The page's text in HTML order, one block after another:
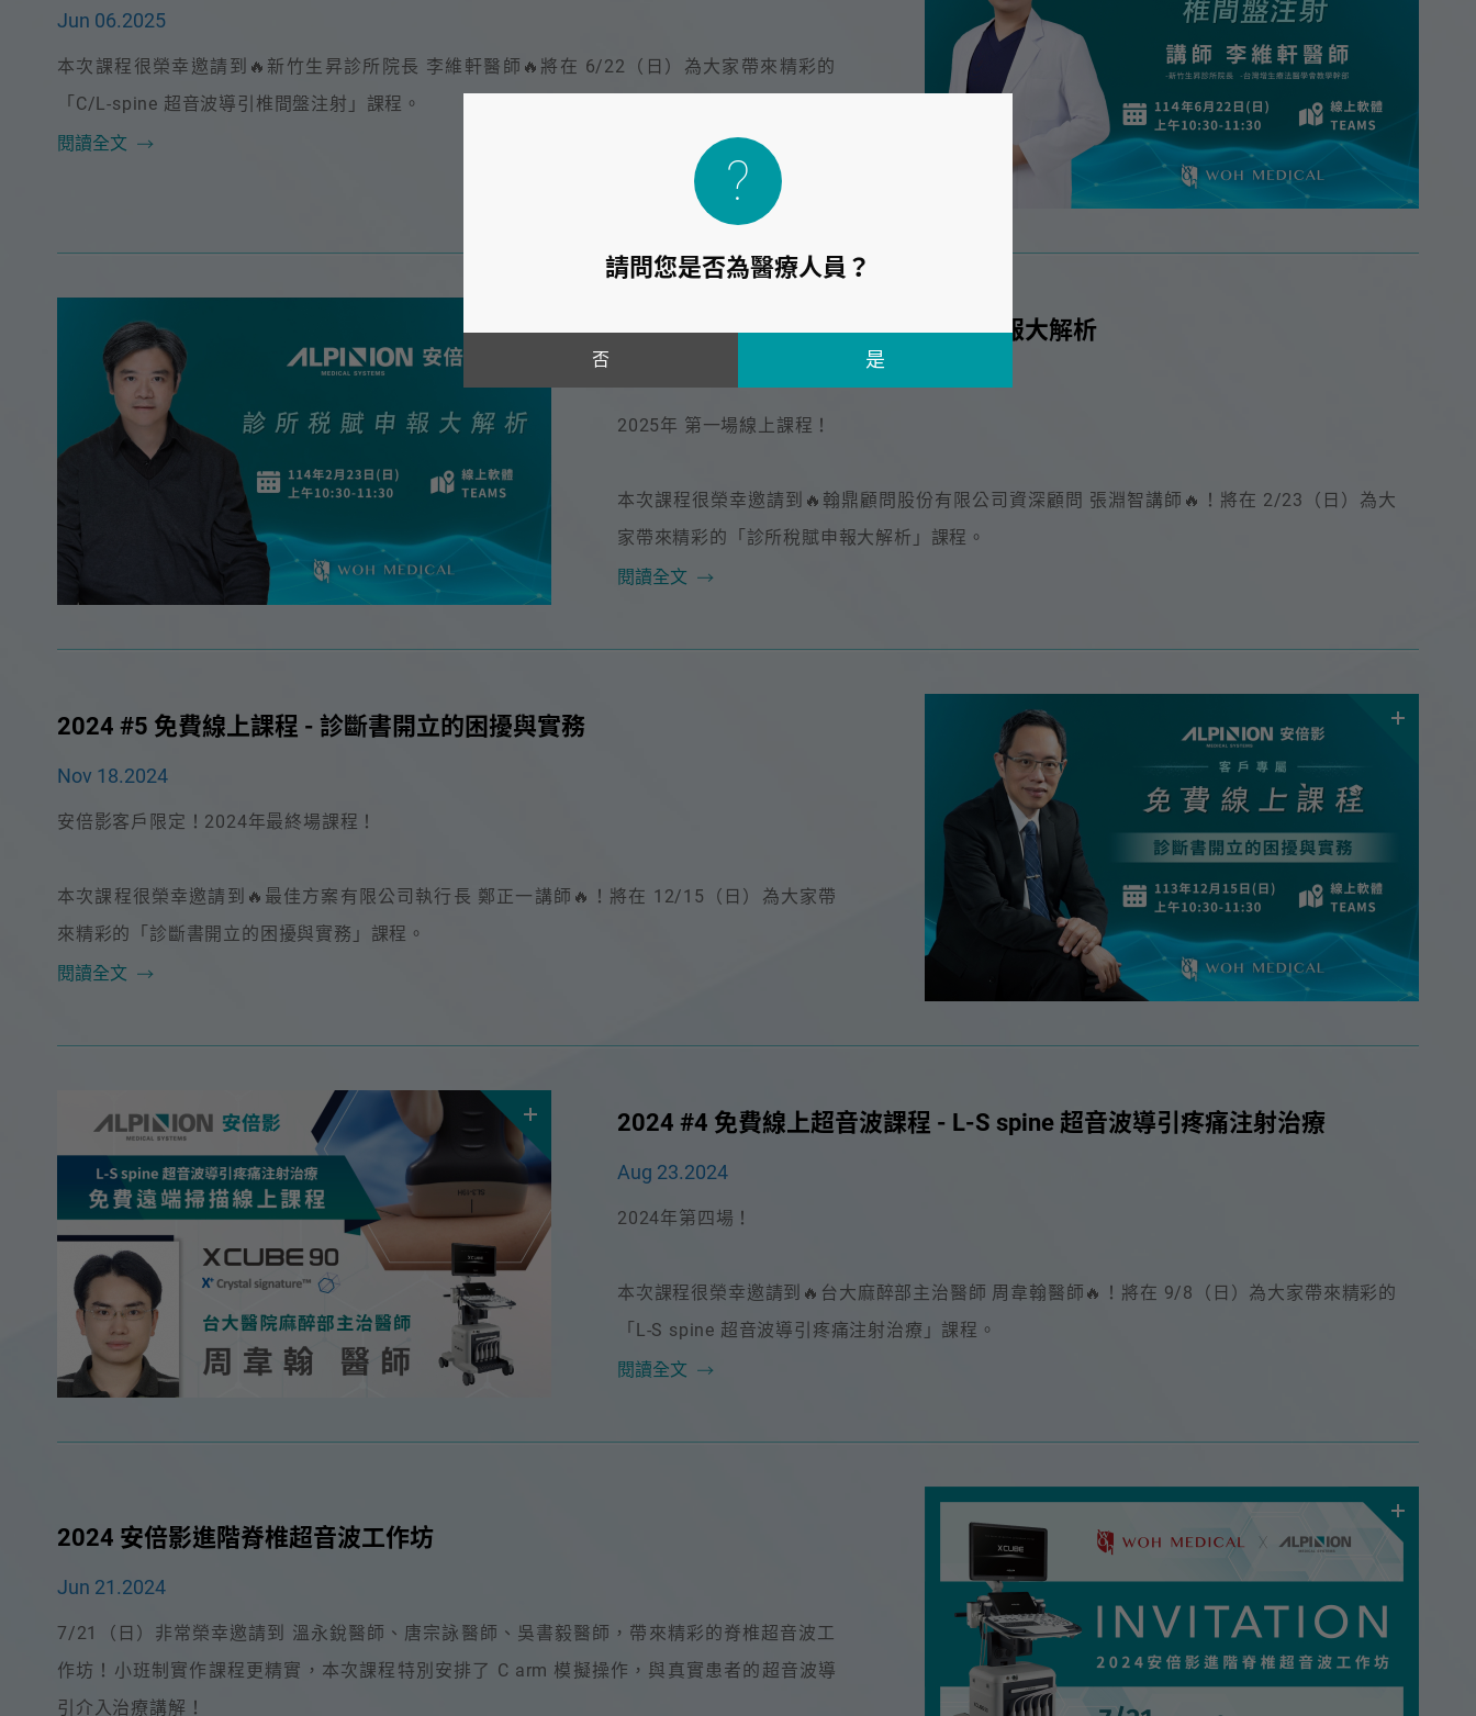
請問您是否為醫療人員？
否
展會活動
Jun 06.2025
本次課程很榮幸邀請到🔥新竹生昇診所院長 李維軒醫師🔥將在 6/22（日）為大家帶來精彩的
「C/L-spine 超音波導引椎間盤注射」課程。
閱讀全文
2025 #1 免費線上課程 - 診所稅賦申報大解析
2025年 第一場線上課程！
本次課程很榮幸邀請到🔥翰鼎顧問股份有限公司資深顧問 張淵智講師🔥！將在 2/23（日）為大
家帶來精彩的「診所稅賦申報大解析」課程。
閱讀全文
2024 #5 免費線上課程 - 診斷書開立的困擾與實務
Nov 18.2024
安倍影客戶限定！2024年最終場課程！
本次課程很榮幸邀請到🔥最佳方案有限公司執行長 鄭正一講師🔥！將在 12/15（日）為大家帶
來精彩的「診斷書開立的困擾與實務」課程。
閱讀全文
2024 #4 免費線上超音波課程 - L-S spine 超音波導引疼痛注射治療
Aug 23.2024
2024年第四場！
本次課程很榮幸邀請到🔥台大麻醉部主治醫師 周韋翰醫師🔥！將在 9/8（日）為大家帶來精彩的
「L-S spine 超音波導引疼痛注射治療」課程。
閱讀全文
2024 安倍影進階脊椎超音波工作坊
Jun 21.2024
7/21（日）非常榮幸邀請到 溫永銳醫師、唐宗詠醫師、吳書毅醫師，帶來精彩的脊椎超音波工
作坊！小班制實作課程更精實，本次課程特別安排了 C arm 模擬操作，與真實患者的超音波導
引介入治療講解！